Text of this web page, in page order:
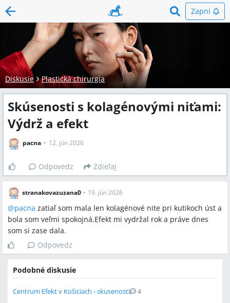
Zapni
Diskusie Plastická chirurgia
Skúsenosti s kolagénovými niťami:
Výdrž a efekt
pacna 12. jún 2026
Odpovedz Zdieľaj
stranakovazuzana0 • 19. jún 2026
@pacna zatiaľ som mala len kolagénové nite pri kutikoch úst a
bola som veľmi spokojná.Efekt mi vydržal rok a práve dnes
som si zase dala.
Odpovedz
Podobné diskusie
Centrum Efekt v Košiciach - skusenosti 4